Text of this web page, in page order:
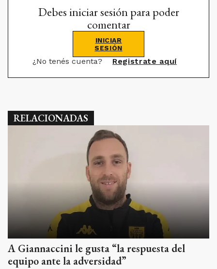
Debes iniciar sesión para poder
comentar
INICIAR
SESIÓN
¿No tenés cuenta? Registrate aquí
RELACIONADAS
A Giannaccini le gusta “la respuesta del
equipo ante la adversidad”